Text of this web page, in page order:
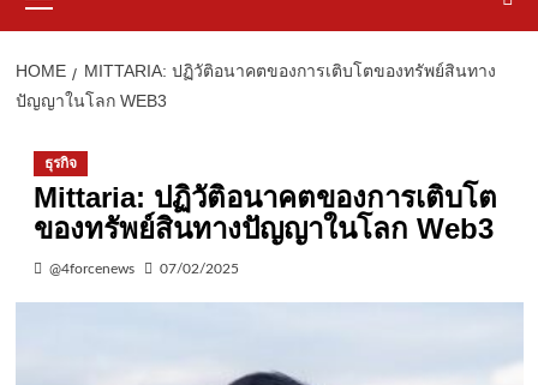
HOME
MITTARIA: ปฏิวัติอนาคตของการเติบโตของทรัพย์สินทาง
ปัญญาในโลก WEB3
ธุรกิจ
Mittaria: ปฏิวัติอนาคตของการเติบโต
ของทรัพย์สินทางปัญญาในโลก Web3
@4forcenews 07/02/2025